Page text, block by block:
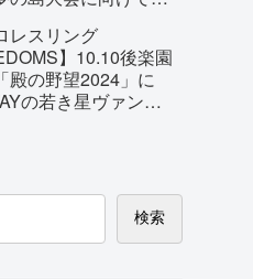
レスリング
】10.10後楽園
殿の野望2024」に
の若き星ヴァンヴ
検索